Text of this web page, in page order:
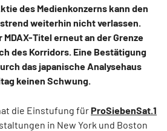
des Medienkonzerns kann den
weiterhin nicht verlassen.
Titel erneut an der Grenze
des Korridors. Eine Bestätigung
das japanische Analysehaus
keinen Schwung.
die Einstufung fürProSiebenSat.1
in New York und Boston